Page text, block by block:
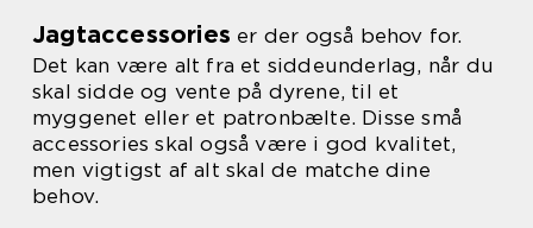
Jagtaccessories er der også behov for.
Det kan være alt fra et siddeunderlag, når du
skal sidde og vente på dyrene, til et
myggenet eller et patronbælte. Disse små
accessories skal også være i god kvalitet,
men vigtigst af alt skal de matche dine
behov.